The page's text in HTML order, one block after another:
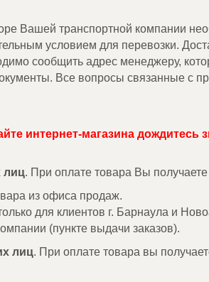
транспортной компании
условием для перевозки.
сообщить адрес менеджеру,
Все вопросы связанные с
интернет-магазина
лиц. При оплате товара Вы
из офиса продаж.
для клиентов г. Барнаула и
(пункте выдачи заказов).
лиц. При оплате товара вы